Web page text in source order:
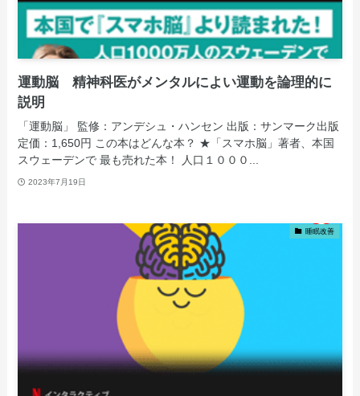
運動脳 精神科医がメンタルによい運動を論理的に
説明
「運動脳」 監修：アンデシュ・ハンセン 出版：サンマーク出版
定価：1,650円 この本はどんな本？ ★「スマホ脳」著者、本国
スウェーデンで 最も売れた本！ 人口１０００...
2023年7月19日
睡眠改善